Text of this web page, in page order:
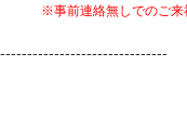
※事前連絡無しでのご来
-------------------------------